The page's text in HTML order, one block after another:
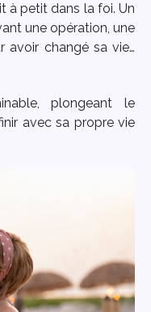
à petit dans la foi. Un
une opération, une
avoir changé sa vie…
plongeant le
avec sa propre vie